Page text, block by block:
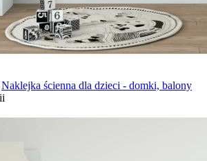
Naklejka ścienna dla dzieci - domki, balony